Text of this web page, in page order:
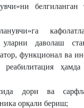
даволаш
функционал ва
ҳамда
дори ва
орқали бериш;